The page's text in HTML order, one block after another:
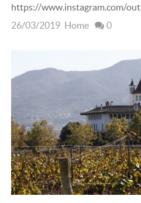
https://www.instagram.com/
26/03/2019 Home 0